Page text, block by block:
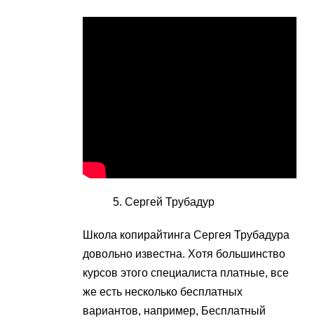
Сергей Трубадур
Школа копирайтинга Сергея Трубадура
довольно известна. Хотя большинство
курсов этого специалиста платные, все
же есть несколько бесплатных
вариантов, например, Бесплатный